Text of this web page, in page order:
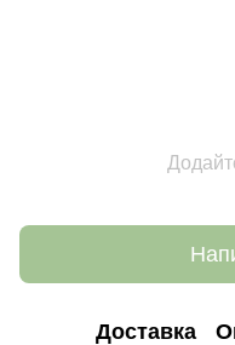
Доставка